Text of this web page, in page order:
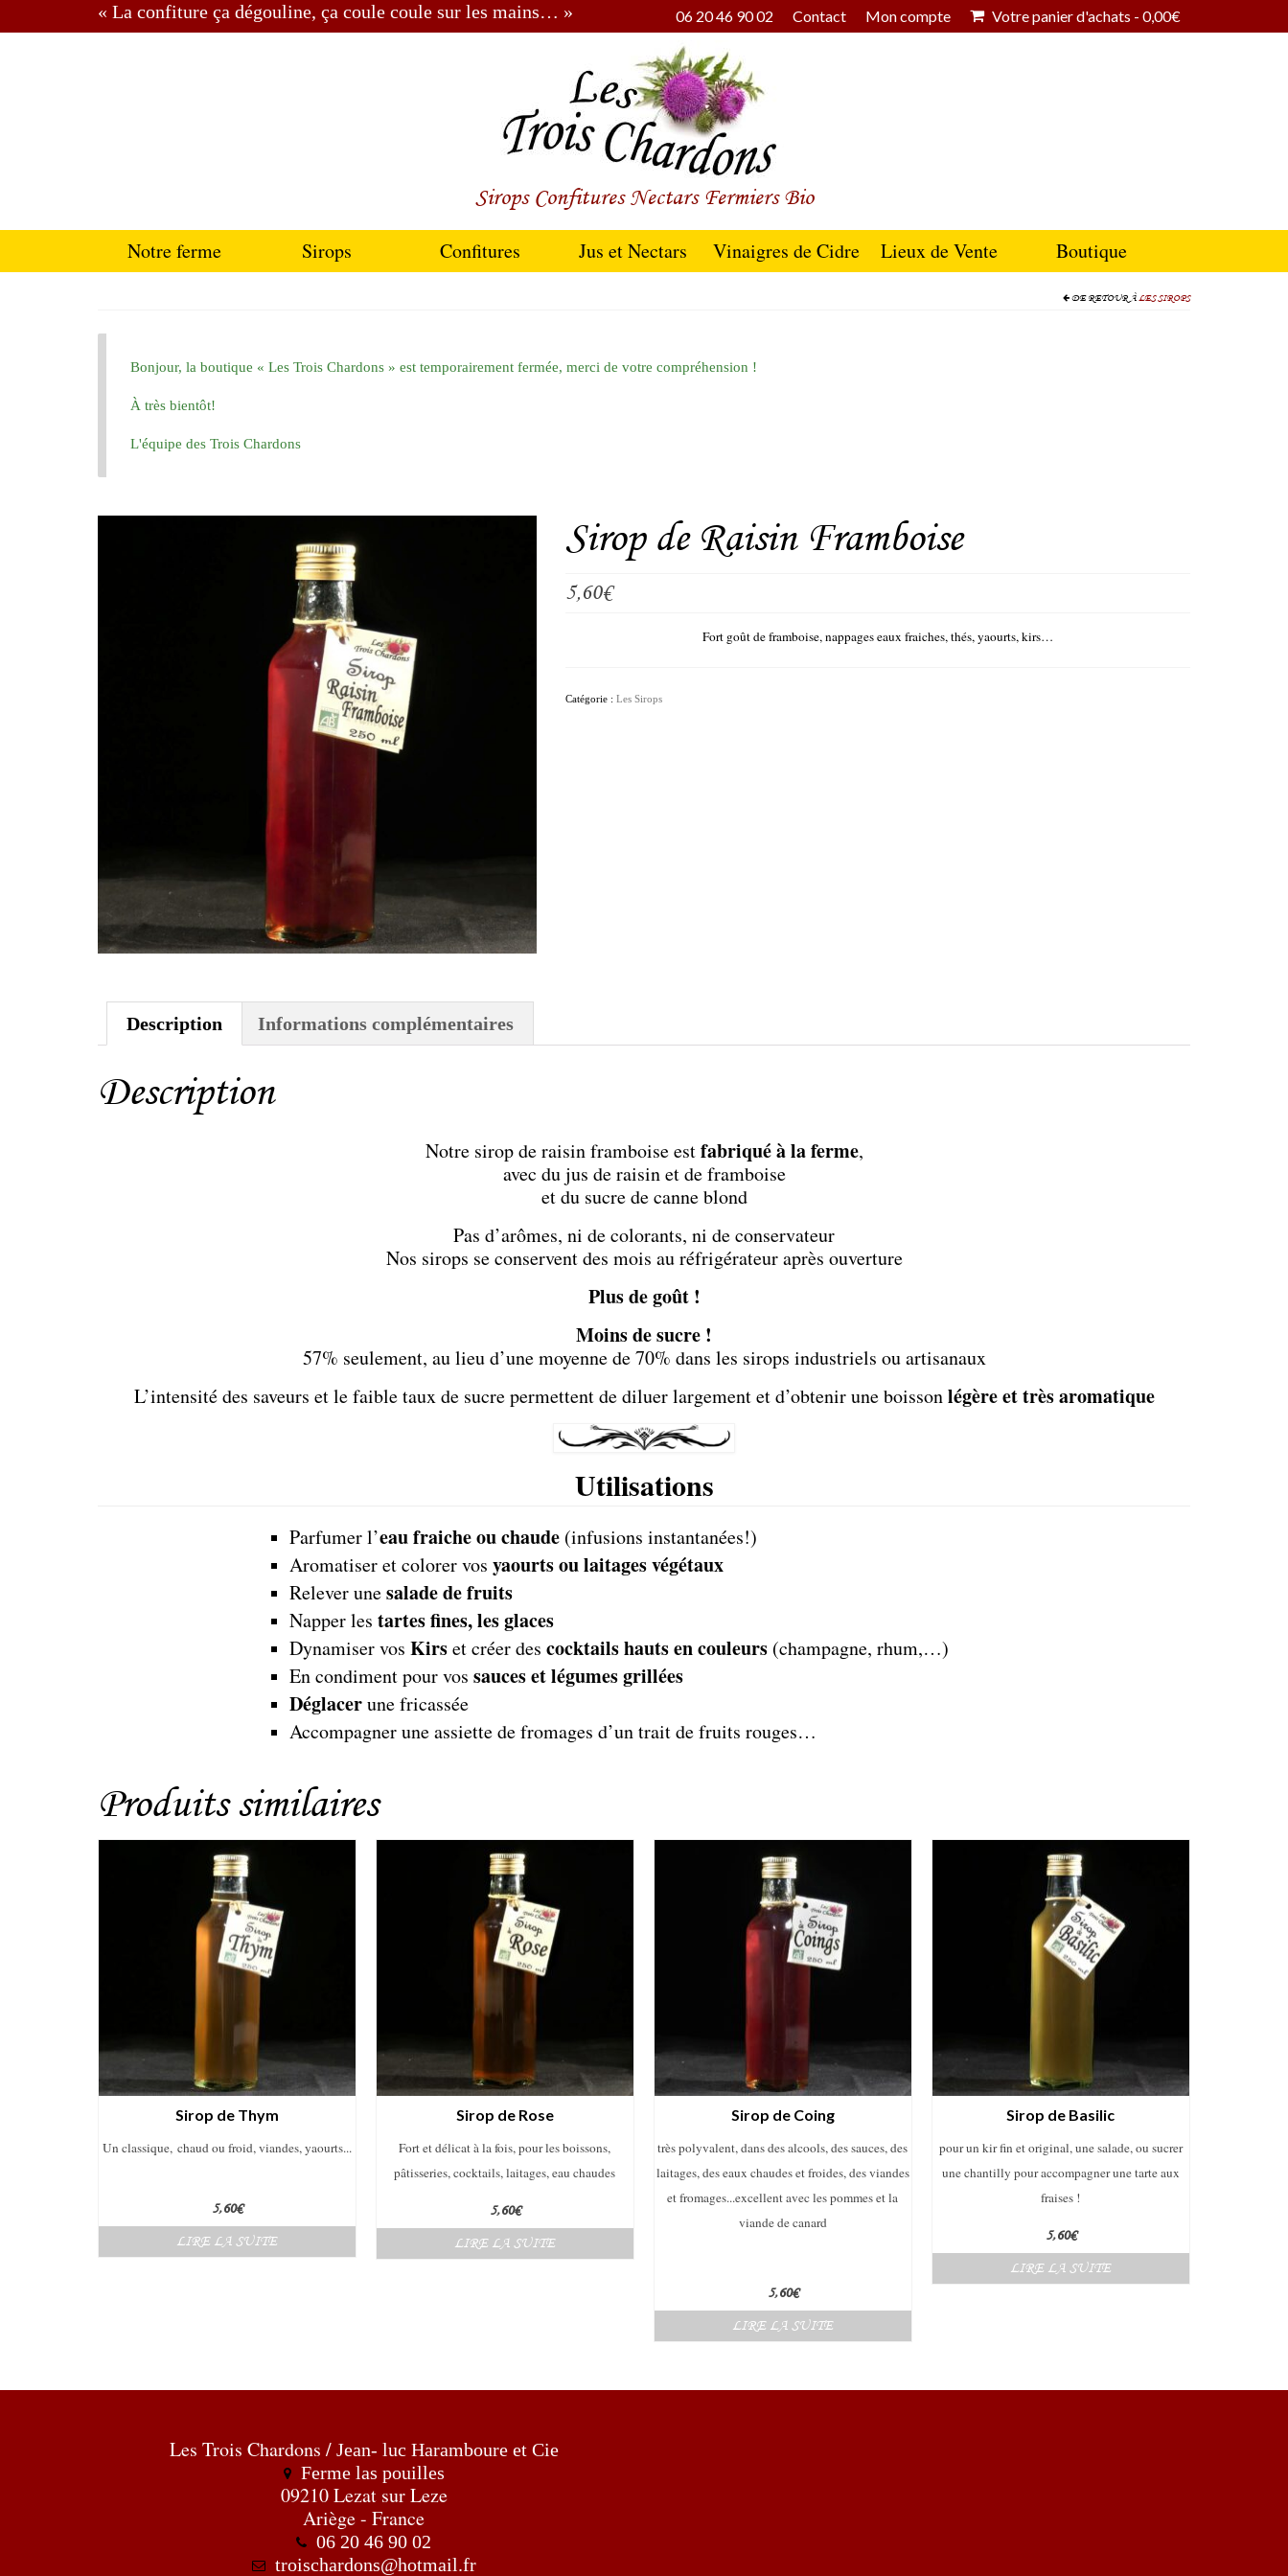
06 20 46 90 02 Contact Mon compte Votre panier d'achats - 0,00€
« La confiture ça dégouline, ça coule coule sur les mains… »
Sirops Confitures Nectars Fermiers Bio
Notre ferme Sirops Confitures Jus et Nectars Vinaigres de Cidre Lieux de Vente Boutique
DE RETOUR ÀLES SIROPS
Bonjour, la boutique « Les Trois Chardons » est temporairement fermée, merci de votre compréhension !
À très bientôt!
L'équipe des Trois Chardons
Sirop de Raisin Framboise
5,60€
Fort goût de framboise, nappages eaux fraiches, thés, yaourts, kirs…
Catégorie : Les Sirops
Description Informations complémentaires
Description
Notre sirop de raisin framboise estfabriqué à la ferme,
avec du jus de raisin et de framboise
et du sucre de canne blond
Pas d’arômes, ni de colorants, ni de conservateur
Nos sirops se conservent des mois au réfrigérateur après ouverture
Plus de goût !
Moins de sucre !
57% seulement, au lieu d’une moyenne de 70% dans les sirops industriels ou artisanaux
L’intensité des saveurs et le faible taux de sucre permettent de diluer largement et d’obtenir une boissonlégère et très aromatique
Utilisations
Parfumer l’eau fraiche ou chaude (infusions instantanées!)
Aromatiser et colorer vos yaourts ou laitages végétaux
Relever unesalade de fruits
Napper les tartes fines, les glaces
Dynamiser vos Kirset créer des cocktails hauts en couleurs (champagne, rhum,…)
En condiment pour vos sauces et légumes grillées
Déglacerune fricassée
Accompagner une assiette de fromages d’un trait de fruits rouges…
Produits similaires
Sirop de Thym
Un classique, chaud ou froid, viandes, yaourts...
5,60€
LIRE LA SUITE
Sirop de Rose
Fort et délicat à la fois,pour les boissons,
pâtisseries,cocktails, laitages, eau chaudes
5,60€
LIRE LA SUITE
Sirop de Coing
très polyvalent, dans des alcools, des sauces, des
laitages, des eaux chaudes et froides, des viandes
et fromages...excellent avec les pommes et la
viande de canard
5,60€
LIRE LA SUITE
Sirop de Basilic
pour un kir fin et original, une salade,ou sucrer
une chantilly pour accompagner une tarte aux
fraises !
5,60€
LIRE LA SUITE
Les Trois Chardons / Jean- luc Haramboure et Cie
Ferme las pouilles
09210 Lezat sur Leze
Ariège - France
06 20 46 90 02
troischardons@hotmail.fr